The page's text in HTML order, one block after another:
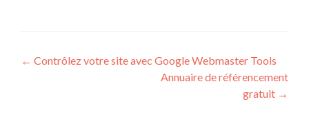
Navigation
← Contrôlez votre site avec Google Webmaster Tools
Annuaire de référencement
gratuit →